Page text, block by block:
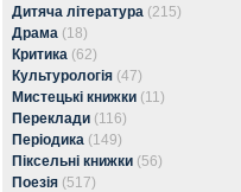
Дитяча література (215)
Драма (18)
Критика (62)
Культурологія (47)
Мистецькі книжки (11)
Переклади (116)
Періодика (149)
Піксельні книжки (56)
Поезія (517)